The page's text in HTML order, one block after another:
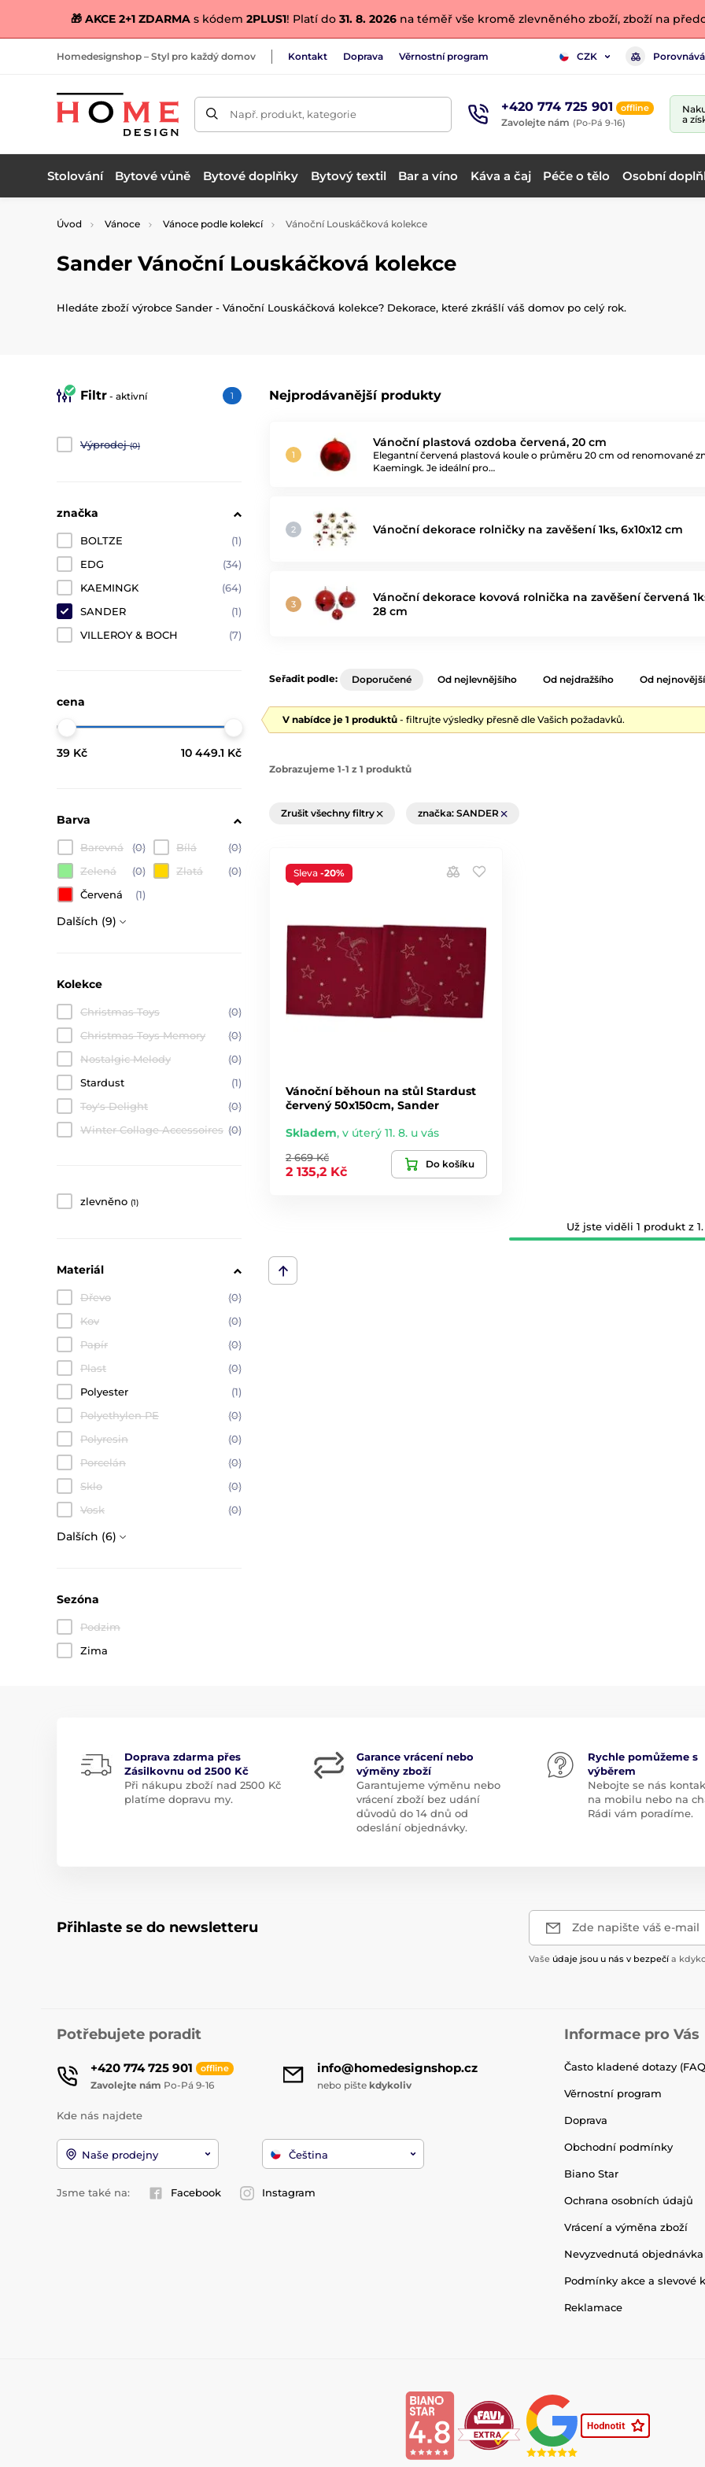
🎁 AKCE 2+1 ZDARMAs kódem 2PLUS1! Platí do31. 8. 2026na téměř vše kromě zlevněného zboží, zboží na
Homedesignshop – Styl pro každý domov Kontakt Doprava Věrnostní program CZK
Např. produkt, kategorie +420 774 725 901 offline
Zavolejte nám (Po-Pá 9-16)
a
Stolování Bytové vůně Bytové doplňky Bytový textil Bar a víno Káva a čaj Péče o tělo Osobní
Úvod Vánoce Vánoce podle kolekcí Vánoční Louskáčková kolekce
Sander Vánoční Louskáčková kolekce
Hledáte zboží výrobce Sander - Vánoční Louskáčková kolekce? Dekorace, které zkrášlí váš domov po celý rok.
Nejprodávanější produkty
Vánoční plastová ozdoba červená, 20 cm
Elegantní červená plastová koule o průměru 20 cm od renomované
Kaemingk. Je ideální pro…
Vánoční dekorace rolničky na zavěšení 1ks, 6x10x12 cm
Vánoční dekorace kovová rolnička na zavěšení červená
28 cm
Filtr - aktivní 1
Výprodej (0)
značka
BOLTZE
(1)
EDG
(34)
KAEMINGK
(64)
SANDER
(1)
VILLEROY & BOCH
(7)
cena
39 Kč 10 449.1 Kč
Barva
Barevná (0) Bílá
(0)
Zelená
(0) Zlatá
(0)
Červená
(1)
Dalších (9)
Kolekce
Christmas Toys
(0)
Christmas Toys Memory
(0)
Nostalgic Melody
(0)
Stardust
(1)
Toy's Delight
(0)
Winter Collage Accessoires (0)
zlevněno (1)
Materiál
Dřevo
(0)
Kov
(0)
Papír
(0)
Plast
(0)
Polyester
(1)
Polyethylen PE
(0)
Polyresin
(0)
Porcelán
(0)
Sklo
(0)
Vosk
(0)
Dalších (6)
Sezóna
Podzim
Zima
Seřadit podle: Doporučené Od nejlevnějšího Od nejdražšího Od
V nabídce je 1 produktů - filtrujte výsledky přesně dle Vašich požadavků.
Zobrazujeme 1-1 z 1 produktů
Zrušit všechny filtry značka: SANDER
Sleva -20%
Vánoční běhoun na stůl Stardust
červený 50x150cm, Sander
Skladem, v úterý 11. 8. u vás
2 669 Kč
2 135,2 Kč
Do košíku
Už jste viděli 1 produkt z 1.
Doprava zdarma přes
Zásilkovnu od 2500 Kč
Při nákupu zboží nad 2500 Kč
platíme dopravu my.
Garance vrácení nebo
výměny zboží
Garantujeme výměnu nebo
vrácení zboží bez udání
důvodů do 14 dnů od
odeslání objednávky.
Rychle pomůžeme s
výběrem
Nebojte se nás
na mobilu nebo na
Rádi vám poradíme.
Přihlaste se do newsletteru Zde napište váš e-mail
Vaše údaje jsou u nás v bezpečí a
Potřebujete poradit
+420 774 725 901 offline
Zavolejte nám Po-Pá 9-16
info@homedesignshop.cz
nebo pište kdykoliv
Kde nás najdete
Naše prodejny Čeština
Jsme také na: Facebook Instagram
Informace pro Vás
Často kladené dotazy
Věrnostní program
Doprava
Obchodní podmínky
Biano Star
Ochrana osobních údajů
Vrácení a výměna zboží
Nevyzvednutá
Podmínky akce a slevové
Reklamace